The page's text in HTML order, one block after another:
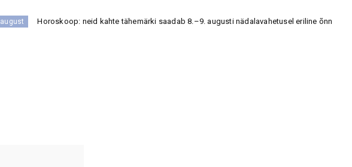
Horoskoop: neid kahte tähemärki saadab 8.–9. augusti nädalavahetusel eriline õnn 6. august